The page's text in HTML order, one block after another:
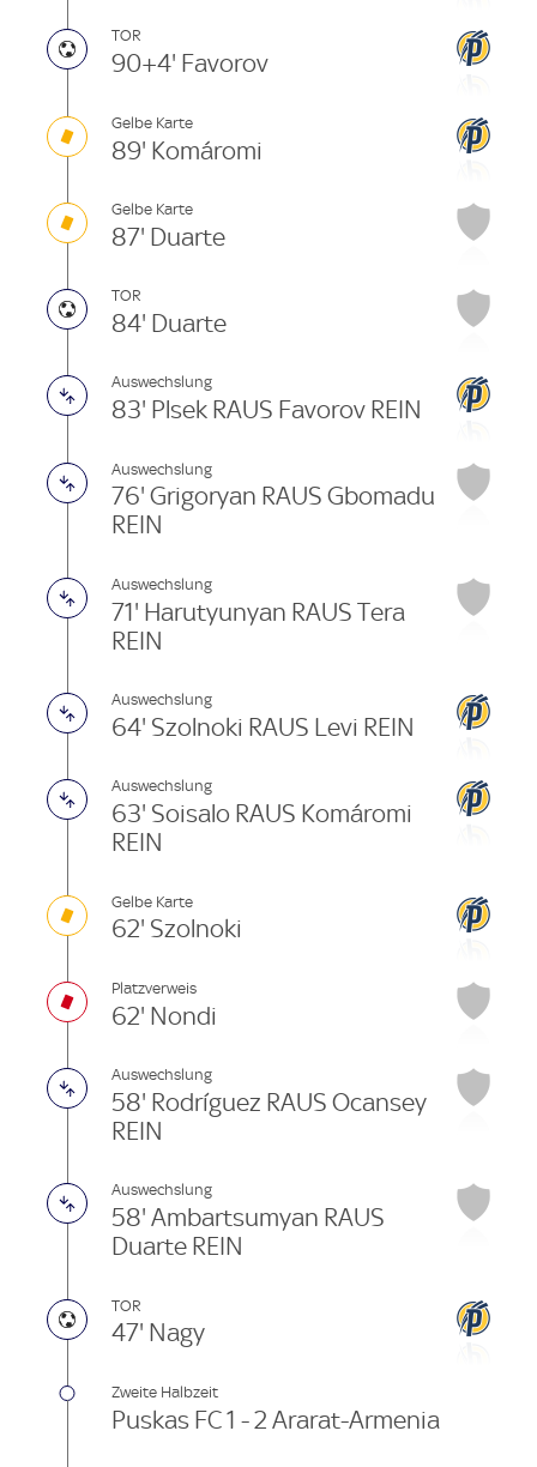
TOR
90+4' Favorov
Gelbe Karte
89' Komáromi
Gelbe Karte
87' Duarte
TOR
84' Duarte
Auswechslung
83' Plsek RAUS Favorov REIN
Auswechslung
76' Grigoryan RAUS Gbomadu
REIN
Auswechslung
71' Harutyunyan RAUS Tera
REIN
Auswechslung
64' Szolnoki RAUS Levi REIN
Auswechslung
63' Soisalo RAUS Komáromi
REIN
Gelbe Karte
62' Szolnoki
Platzverweis
62' Nondi
Auswechslung
58' Rodríguez RAUS Ocansey
REIN
Auswechslung
58' Ambartsumyan RAUS
Duarte REIN
TOR
47' Nagy
Zweite Halbzeit
Puskas FC 1 - 2 Ararat-Armenia